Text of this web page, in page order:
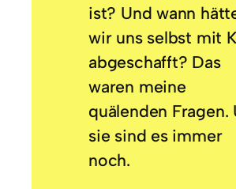
ist? Und wann
wir uns selbst mit
abgeschafft? Das
waren meine
quälenden Fragen.
sie sind es immer
noch.